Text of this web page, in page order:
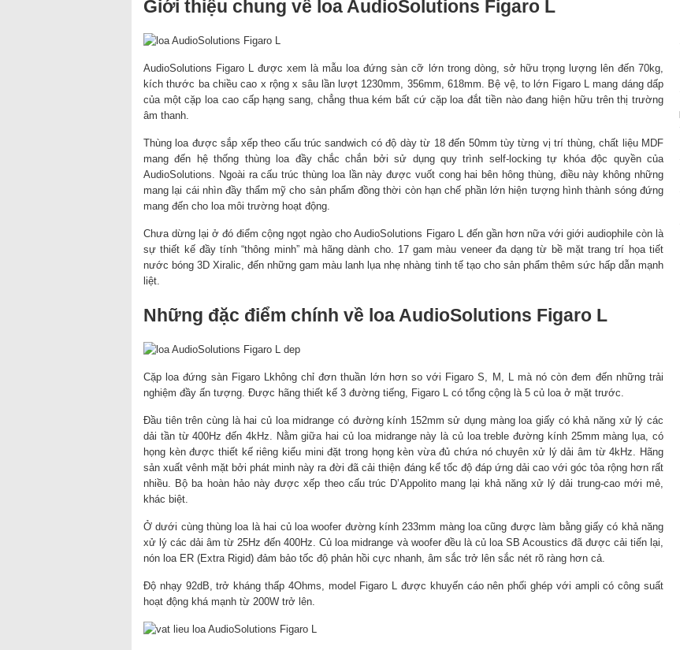
Giới thiệu chung về loa AudioSolutions Figaro L
AudioSolutions Figaro L được xem là mẫu loa đứng sàn cỡ lớn trong dòng, sở hữu trọng lượng lên đến 70kg,
kích thước ba chiều cao x rộng x sâu lần lượt 1230mm, 356mm, 618mm. Bệ vệ, to lớn Figaro L mang dáng dấp
của một cặp loa cao cấp hạng sang, chẳng thua kém bất cứ cặp loa đắt tiền nào đang hiện hữu trên thị trường
âm thanh.
Thùng loa được sắp xếp theo cấu trúc sandwich có độ dày từ 18 đến 50mm tùy từng vị trí thùng, chất liệu MDF
mang đến hệ thống thùng loa đầy chắc chắn bởi sử dụng quy trình self-locking tự khóa độc quyền của
AudioSolutions. Ngoài ra cấu trúc thùng loa lần này được vuốt cong hai bên hông thùng, điều này không những
mang lại cái nhìn đầy thẩm mỹ cho sản phẩm đồng thời còn hạn chế phần lớn hiện tượng hình thành sóng đứng
mang đến cho loa môi trường hoạt động.
Chưa dừng lại ở đó điểm cộng ngọt ngào cho AudioSolutions Figaro L đến gần hơn nữa với giới audiophile còn là
sự thiết kế đầy tính “thông minh” mà hãng dành cho. 17 gam màu veneer đa dạng từ bề mặt trang trí họa tiết
nước bóng 3D Xiralic, đến những gam màu lanh lụa nhẹ nhàng tinh tế tạo cho sản phẩm thêm sức hấp dẫn mạnh
liệt.
Những đặc điểm chính về loa AudioSolutions Figaro L
Cặp loa đứng sàn Figaro Lkhông chỉ đơn thuần lớn hơn so với Figaro S, M, L mà nó còn đem đến những trải
nghiệm đầy ấn tượng. Được hãng thiết kế 3 đường tiếng, Figaro L có tổng cộng là 5 củ loa ở mặt trước.
Đầu tiên trên cùng là hai củ loa midrange có đường kính 152mm sử dụng màng loa giấy có khả năng xử lý các
dải tần từ 400Hz đến 4kHz. Nằm giữa hai củ loa midrange này là củ loa treble đường kính 25mm màng lụa, có
họng kèn được thiết kế riêng kiểu mini đặt trong họng kèn vừa đủ chứa nó chuyên xử lý dải âm từ 4kHz. Hãng
sản xuất vênh mặt bởi phát minh này ra đời đã cải thiện đáng kể tốc độ đáp ứng dải cao với góc tỏa rộng hơn rất
nhiều. Bộ ba hoàn hảo này được xếp theo cấu trúc D’Appolito mang lại khả năng xử lý dải trung-cao mới mẻ,
khác biệt.
Ở dưới cùng thùng loa là hai củ loa woofer đường kính 233mm màng loa cũng được làm bằng giấy có khả năng
xử lý các dải âm từ 25Hz đến 400Hz. Củ loa midrange và woofer đều là củ loa SB Acoustics đã được cải tiến lại,
nón loa ER (Extra Rigid) đảm bảo tốc độ phản hồi cực nhanh, âm sắc trở lên sắc nét rõ ràng hơn cả.
Độ nhạy 92dB, trở kháng thấp 4Ohms, model Figaro L được khuyến cáo nên phối ghép với ampli có công suất
hoạt động khá mạnh từ 200W trở lên.